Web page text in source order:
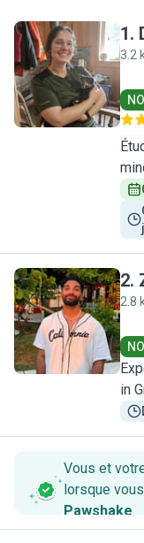
D
1.
3.2
Z
2.
2.8
in
Vous et
lorsque vous
Pawshake.